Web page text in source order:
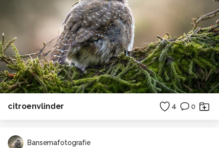
citroenvlinder 4 0
Bansemafotografie